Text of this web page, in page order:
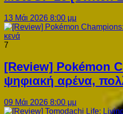
13 Μάι 2026 8:00 μμ
7
[Review] Pokémon
ψηφιακή αρένα,
09 Μάι 2026 8:00 μμ